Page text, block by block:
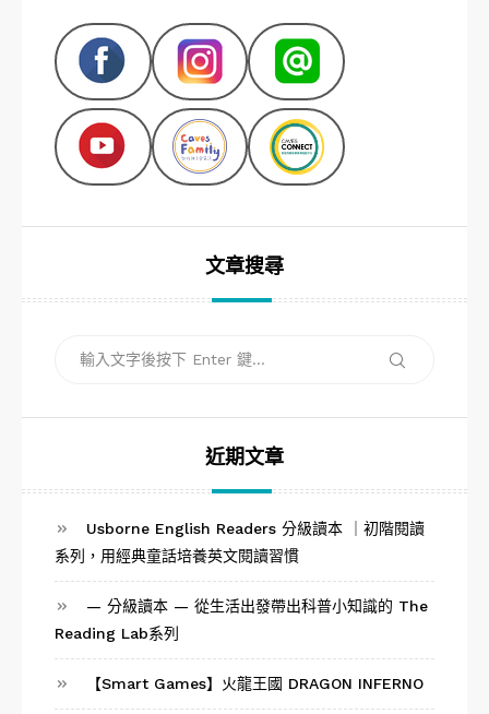
文章搜尋
搜
近期文章
Usborne English Readers 分級讀本 ｜初階閱讀
系列，用經典童話培養英文閱讀習慣
— 分級讀本 — 從生活出發帶出科普小知識的 The
Reading Lab系列
【Smart Games】火龍王國 DRAGON INFERNO